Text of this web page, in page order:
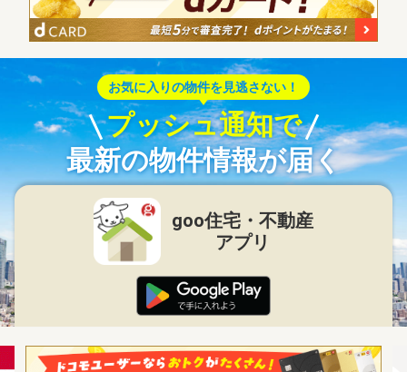
お気に入りの物件を見逃さない！
プッシュ通知で
最新の物件情報が届く
goo住宅・不動産
アプリ